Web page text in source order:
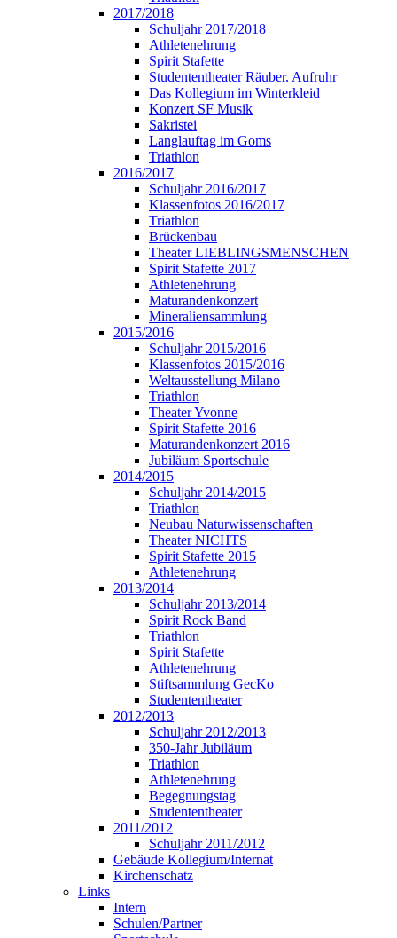
2017/2018
Schuljahr 2017/2018
Athletenehrung
Spirit Stafette
Studententheater Räuber. Aufruhr
Das Kollegium im Winterkleid
Konzert SF Musik
Sakristei
Langlauftag im Goms
Triathlon
2016/2017
Schuljahr 2016/2017
Klassenfotos 2016/2017
Triathlon
Brückenbau
Theater LIEBLINGSMENSCHEN
Spirit Stafette 2017
Athletenehrung
Maturandenkonzert
Mineraliensammlung
2015/2016
Schuljahr 2015/2016
Klassenfotos 2015/2016
Weltausstellung Milano
Triathlon
Theater Yvonne
Spirit Stafette 2016
Maturandenkonzert 2016
Jubiläum Sportschule
2014/2015
Schuljahr 2014/2015
Triathlon
Neubau Naturwissenschaften
Theater NICHTS
Spirit Stafette 2015
Athletenehrung
2013/2014
Schuljahr 2013/2014
Spirit Rock Band
Triathlon
Spirit Stafette
Athletenehrung
Stiftsammlung GecKo
Studententheater
2012/2013
Schuljahr 2012/2013
350-Jahr Jubiläum
Triathlon
Athletenehrung
Begegnungstag
Studententheater
2011/2012
Schuljahr 2011/2012
Gebäude Kollegium/Internat
Kirchenschatz
Links
Intern
Schulen/Partner